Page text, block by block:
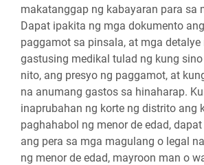
makatanggap ng kabayaran para sa
Dapat ipakita ng mga dokumento
paggamot sa pinsala, at mga detalye
gastusing medikal tulad ng kung
nito, ang presyo ng paggamot, at
na anumang gastos sa hinaharap.
inaprubahan ng korte ng distrito ang
paghahabol ng menor de edad,
ang pera sa mga magulang o legal
ng menor de edad, mayroon man o